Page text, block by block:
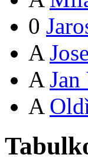
0
A
A
A